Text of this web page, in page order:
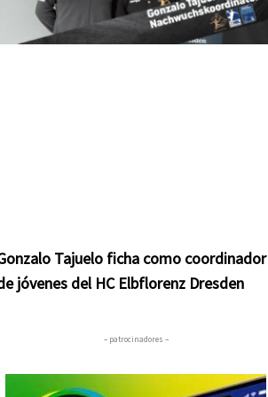
Tajuelo ficha como coordinador
jóvenes del HC Elbflorenz Dresden
– patrocinadores –